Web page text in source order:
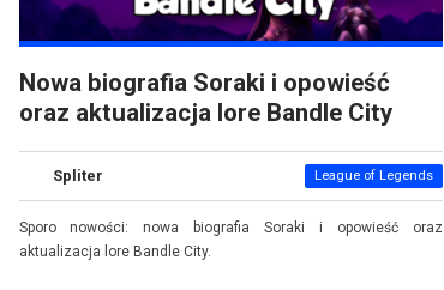
Nowa biografia Soraki i opowieść
oraz aktualizacja lore Bandle City
Spliter League of Legends
Sporo nowości: nowa biografia Soraki i opowieść oraz
aktualizacja lore Bandle City.